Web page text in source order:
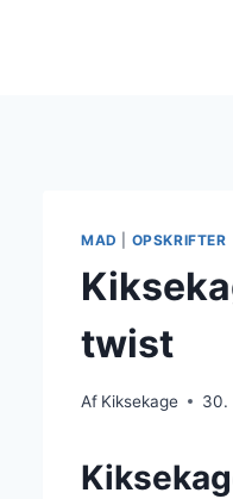
MAD OPSKRIFTER
twist
Af Kiksekage 30.